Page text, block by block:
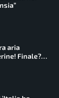
aria
Finale?